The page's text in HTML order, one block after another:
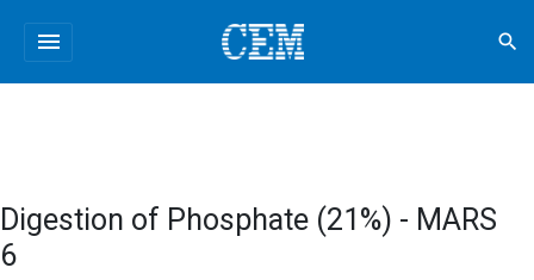
menu search
Digestion of Phosphate (21%) - MARS
6